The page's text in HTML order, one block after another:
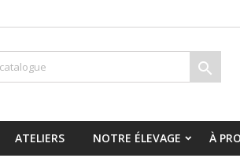

ATELIERS NOTRE ÉLEVAGE À